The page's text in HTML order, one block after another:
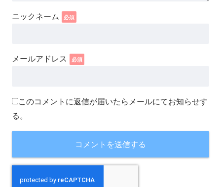
このコメントに返信が届いたらメールにてお知らせす
る。